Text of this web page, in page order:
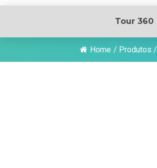
Tour 360
Home / Produtos /